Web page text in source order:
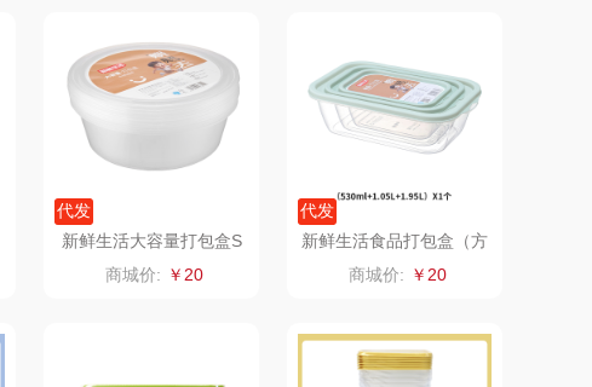
睡眠博士 瑞驰SWICKY
福礼掌柜 迪士尼（数码类）
五谷磨房
爱国者 尔木萄
代发
新鲜生活大容量打包盒S
H-7844
商城价: ￥20
代发
新鲜生活食品打包盒（方
形三件套）SH-7348
商城价: ￥20